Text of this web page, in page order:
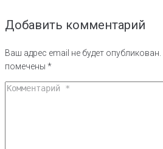
Добавить комментарий
Ваш адрес email не будет опубликован.
помечены *